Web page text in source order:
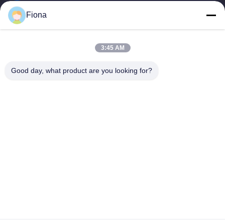
ESTEL (GUANGDONG) TECHNOLOGY CO., LTD.
Nhà
Mới
Fiona
3:45 AM
Good day, what product are you looking for?